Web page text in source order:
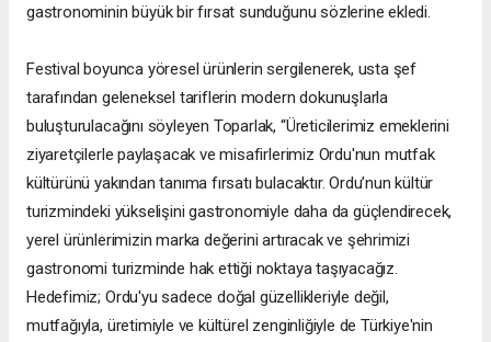
gastronominin büyük bir fırsat sunduğunu sözlerine ekledi.
Festival boyunca yöresel ürünlerin sergilenerek, usta şef
tarafından geleneksel tariflerin modern dokunuşlarla
buluşturulacağını söyleyen Toparlak, “Üreticilerimiz emeklerini
ziyaretçilerle paylaşacak ve misafirlerimiz Ordu'nun mutfak
kültürünü yakından tanıma fırsatı bulacaktır. Ordu’nun kültür
turizmindeki yükselişini gastronomiyle daha da güçlendirecek,
yerel ürünlerimizin marka değerini artıracak ve şehrimizi
gastronomi turizminde hak ettiği noktaya taşıyacağız.
Hedefimiz; Ordu'yu sadece doğal güzellikleriyle değil,
mutfağıyla, üretimiyle ve kültürel zenginliğiyle de Türkiye'nin